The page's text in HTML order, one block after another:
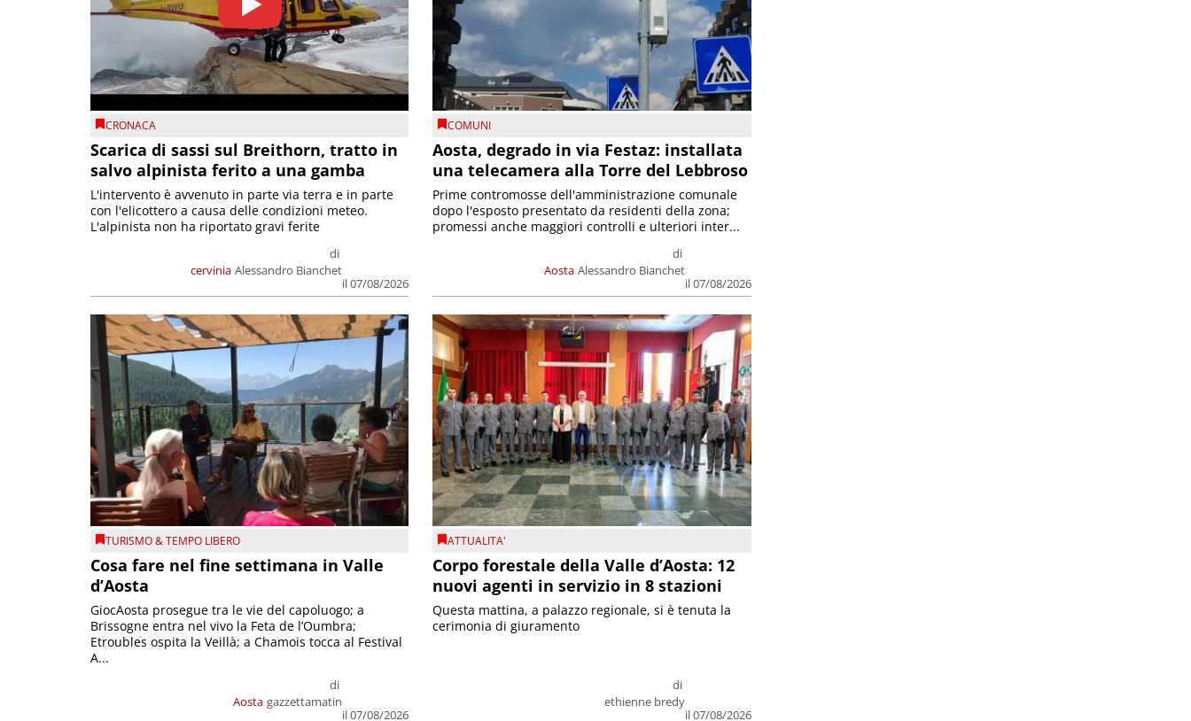
CRONACA
Scarica di sassi sul Breithorn, tratto in
salvo alpinista ferito a una gamba
cervinia
di
Alessandro Bianchet
il 07/08/2026
L'intervento è avvenuto in parte via terra e in parte
con l'elicottero a causa delle condizioni meteo.
L'alpinista non ha riportato gravi ferite
COMUNI
Aosta, degrado in via Festaz: installata
una telecamera alla Torre del Lebbroso
Aosta
di
Alessandro Bianchet
il 07/08/2026
Prime contromosse dell'amministrazione comunale
dopo l'esposto presentato da residenti della zona;
promessi anche maggiori controlli e ulteriori inter...
TURISMO & TEMPO LIBERO
Cosa fare nel fine settimana in Valle
d’Aosta
Aosta
di
gazzettamatin
il 07/08/2026
GiocAosta prosegue tra le vie del capoluogo; a
Brissogne entra nel vivo la Feta de l’Oumbra;
Etroubles ospita la Veillà; a Chamois tocca al Festival
A...
ATTUALITA'
Corpo forestale della Valle d’Aosta: 12
nuovi agenti in servizio in 8 stazioni
di
ethienne bredy
il 07/08/2026
Questa mattina, a palazzo regionale, si è tenuta la
cerimonia di giuramento